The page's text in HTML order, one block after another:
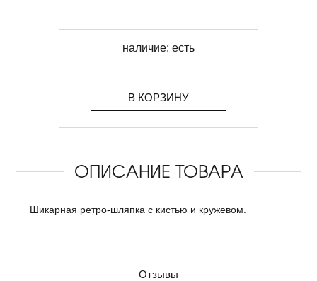
наличие: есть
В КОРЗИНУ
ОПИСАНИЕ ТОВАРА
Шикарная ретро-шляпка с кистью и кружевом.
Отзывы